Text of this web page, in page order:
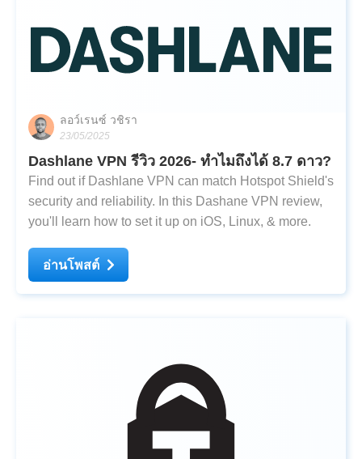
ลอว์เรนซ์ วชิรา
23/05/2025
Dashlane VPN รีวิว 2026- ทำไมถึงได้ 8.7 ดาว?
Find out if Dashlane VPN can match Hotspot Shield's
security and reliability. In this Dashane VPN review,
you'll learn how to set it up on iOS, Linux, & more.
อ่านโพสต์